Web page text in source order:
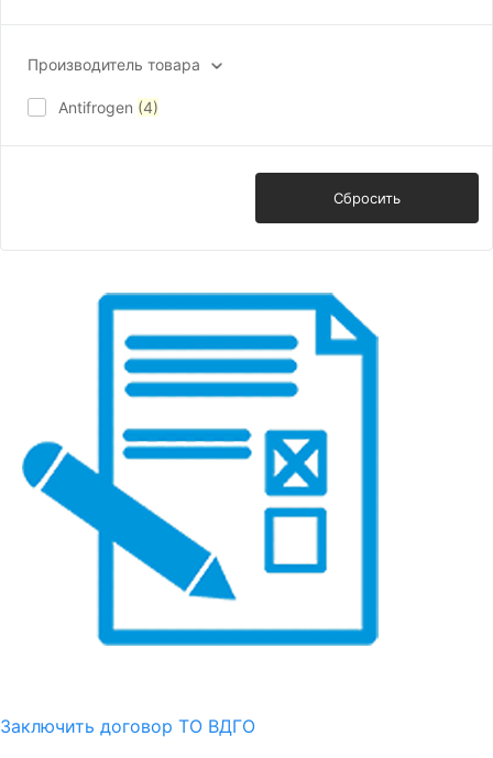
Производитель товара
Antifrogen (4)
Сбросить
Заключить договор ТО ВДГО